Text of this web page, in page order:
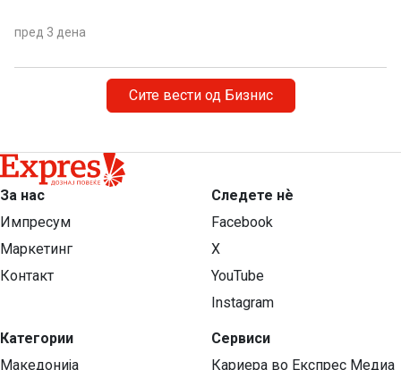
пред 3 дена
Сите вести од Бизнис
За нас
Импресум
Маркетинг
Контакт
Категории
Македонија
Следете нѐ
Facebook
X
YouTube
Instagram
Сервиси
Кариера во Експрес Медиа